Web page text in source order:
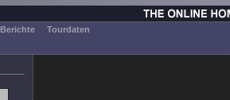
Berichte Tourdaten